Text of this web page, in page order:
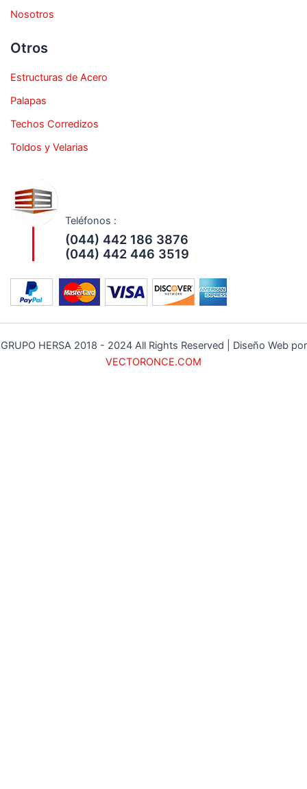
Nosotros
Otros
Estructuras de Acero
Palapas
Techos Corredizos
Toldos y Velarias
Teléfonos :
(044) 442 186 3876
(044) 442 446 3519
GRUPO HERSA 2018 - 2024 All Rights Reserved | Diseño Web por
VECTORONCE.COM